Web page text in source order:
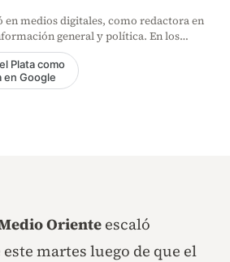
en medios digitales, como redactora en
general y política. En los
Plata como
Google
Oriente escaló
martes luego de que el